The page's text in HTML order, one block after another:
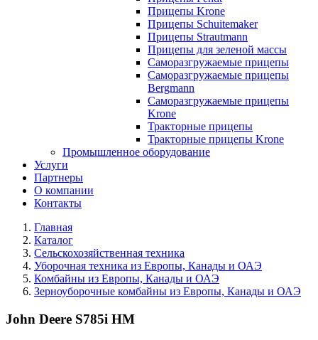
Прицепы Krone
Прицепы Schuitemaker
Прицепы Strautmann
Прицепы для зеленой массы
Саморазгружаемые прицепы
Саморазгружаемые прицепы
Bergmann
Саморазгружаемые прицепы
Krone
Тракторные прицепы
Тракторные прицепы Krone
Промышленное оборудование
Услуги
Партнеры
О компании
Контакты
Главная
Каталог
Сельскохозяйственная техника
Уборочная техника из Европы, Канады и ОАЭ
Комбайны из Европы, Канады и ОАЭ
Зерноуборочные комбайны из Европы, Канады и ОАЭ
John Deere S785i HM